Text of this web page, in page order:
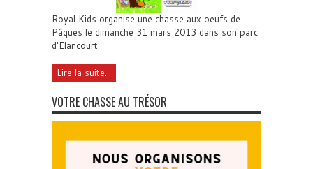
Royal Kids organise une chasse aux oeufs de
Pâques le dimanche 31 mars 2013 dans son parc
d'Elancourt
Lire la suite...
VOTRE CHASSE AU TRÉSOR